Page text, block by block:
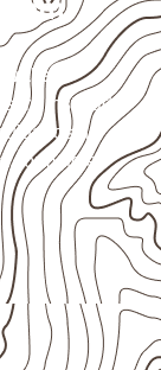
em
em
instalada,
de
formato e